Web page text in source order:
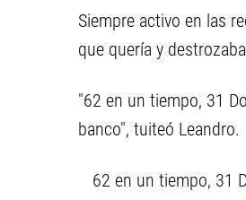
Siempre activo en las
que quería y
"62 en un tiempo, 31
banco", tuiteó Leandro.
62 en un tiempo, 31